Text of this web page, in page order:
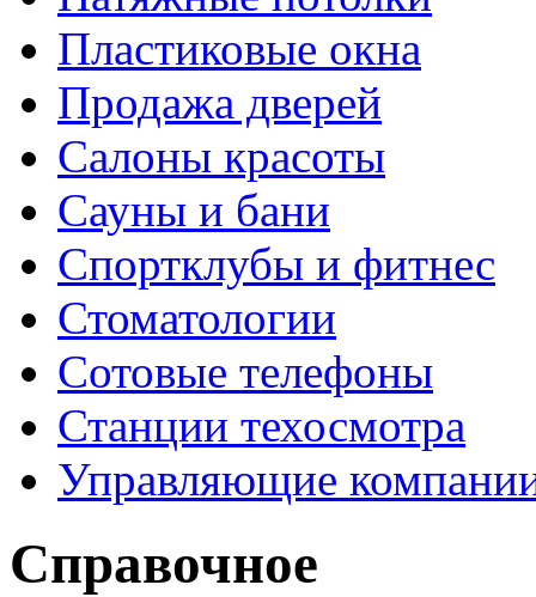
Пластиковые окна
Продажа дверей
Салоны красоты
Сауны и бани
Спортклубы и фитнес
Стоматологии
Сотовые телефоны
Станции техосмотра
Управляющие
Справочное